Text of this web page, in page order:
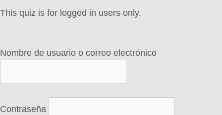
This quiz is for logged in users only.
Nombre de usuario o correo electrónico
Contraseña